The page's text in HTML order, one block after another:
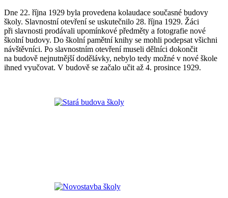
Dne 22. října 1929 byla provedena kolaudace současné budovy
školy. Slavnostní otevření se uskutečnilo 28. října 1929. Žáci
při slavnosti prodávali upomínkové předměty a fotografie nové
školní budovy. Do školní pamětní knihy se mohli podepsat všichni
návštěvníci. Po slavnostním otevření museli dělníci dokončit
na budově nejnutnější dodělávky, nebylo tedy možné v nové škole
ihned vyučovat. V budově se začalo učit až 4. prosince 1929.